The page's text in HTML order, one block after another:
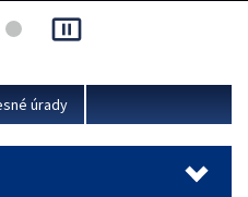
Ministerstva vnútra SR.
pause_presentation
úrady